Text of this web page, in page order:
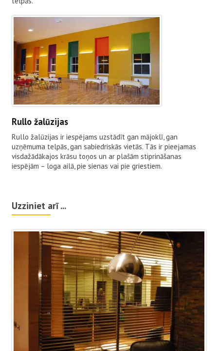
Rullo žalūzijas
Rullo žalūzijas ir iespējams uzstādīt gan mājoklī, gan
uzņēmuma telpās, gan sabiedriskās vietās. Tās ir pieejamas
visdažādākajos krāsu toņos un ar plašām stiprināšanas
iespējām – loga ailā, pie sienas vai pie griestiem.
Uzziniet arī ...